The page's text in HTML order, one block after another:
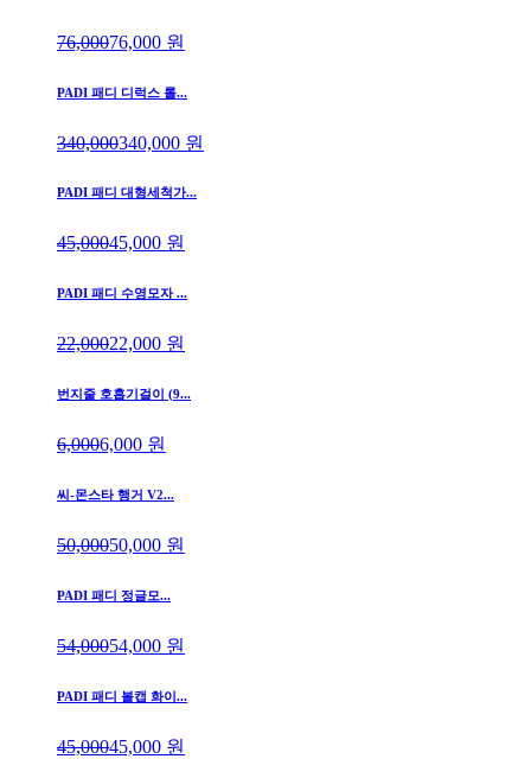
76,00076,000 원
PADI 패디 디럭스 롤...
340,000340,000 원
PADI 패디 대형세척가...
45,00045,000 원
PADI 패디 수영모자 ...
22,00022,000 원
번지줄 호흡기걸이 (9...
6,0006,000 원
씨-몬스타 행거 V2...
50,00050,000 원
PADI 패디 정글모...
54,00054,000 원
PADI 패디 볼캡 화이...
45,00045,000 원